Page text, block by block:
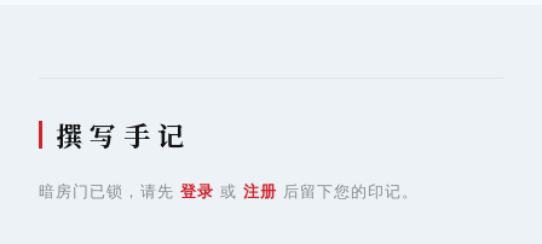
撰 写 手 记
暗房门已锁，请先 登录 或 注册 后留下您的印记。